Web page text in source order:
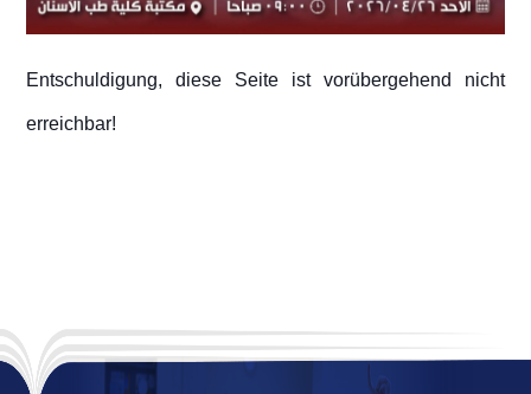
Entschuldigung, diese Seite ist vorübergehend nicht
erreichbar!